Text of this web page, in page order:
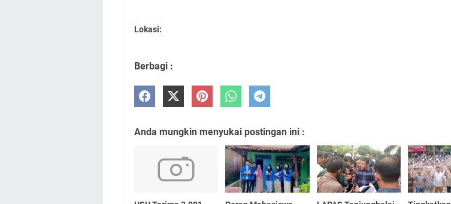
Lokasi:
Berbagi :
Anda mungkin menyukai postingan ini :